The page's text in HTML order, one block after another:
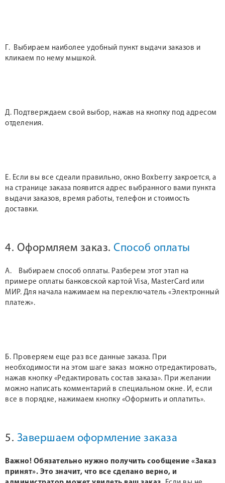
Г. Выбираем наиболее удобный пункт выдачи заказов и
кликаем по нему мышкой.
Д. Подтверждаем свой выбор, нажав на кнопку под адресом
отделения.
Е. Если вы все сдеали правильно, окно Boxberry закроется, а
на странице заказа появится адрес выбранного вами пункта
выдачи заказов, время работы, телефон и стоимость
доставки.
4. Оформляем заказ. Способ оплаты
А. Выбираем способ оплаты. Разберем этот этап на
примере оплаты банковской картой Visa, MasterCard или
МИР. Для начала нажимаем на переключатель «Электронный
платеж».
Б. Проверяем еще раз все данные заказа. При
необходимости на этом шаге заказ можно отредактировать,
нажав кнопку «Редактировать состав заказа». При желании
можно написать комментарий в специальном окне. И, если
все в порядке, нажимаем кнопку «Оформить и оплатить».
5. Завершаем оформление заказа
Важно! Обязательно нужно получить сообщение «Заказ
принят». Это значит, что все сделано верно, и